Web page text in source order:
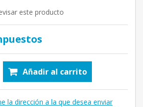
este producto
Añadir al carrito
la dirección a la que desea enviar